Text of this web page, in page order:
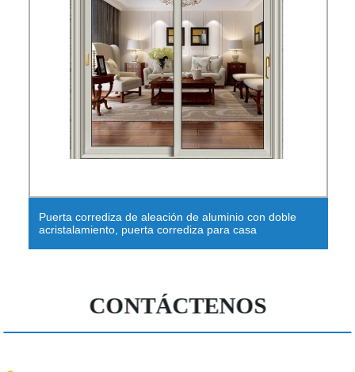
Puerta corrediza de aleación de aluminio con doble
acristalamiento, puerta corrediza para casa
CONTÁCTENOS